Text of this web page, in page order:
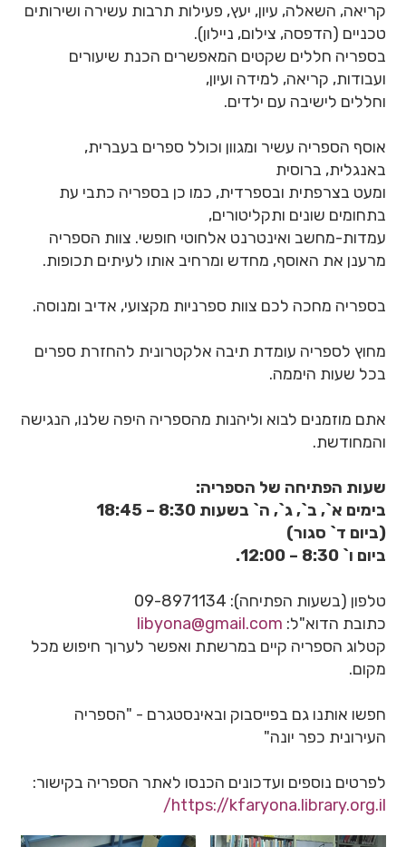
קריאה, השאלה, עיון, יעץ, פעילות תרבות עשירה ושירותים
טכניים (הדפסה, צילום, ניילון).
בספריה חללים שקטים המאפשרים הכנת שיעורים
ועבודות, קריאה, למידה ועיון,
וחללים לישיבה עם ילדים.
אוסף הספריה עשיר ומגוון וכולל ספרים בעברית,
באנגלית, ברוסית
ומעט בצרפתית ובספרדית, כמו כן בספריה כתבי עת
בתחומים שונים ותקליטורים,
עמדות-מחשב ואינטרנט אלחוטי חופשי. צוות הספריה
מרענן את האוסף, מחדש ומרחיב אותו לעיתים תכופות.
בספריה מחכה לכם צוות ספרניות מקצועי, אדיב ומנוסה.
מחוץ לספריה עומדת תיבה אלקטרונית להחזרת ספרים
בכל שעות היממה.
אתם מוזמנים לבוא וליהנות מהספריה היפה שלנו, הנגישה
והמחודשת.
שעות הפתיחה של הספריה:
בימים א`, ב`, ג`, ה` בשעות 8:30 – 18:45
(ביום ד` סגור)
ביום ו` 8:30 – 12:00.
טלפון (בשעות הפתיחה): 09-8971134
כתובת הדוא"ל: libyona@gmail.com
קטלוג הספריה קיים במרשתת ואפשר לערוך חיפוש מכל
מקום.
חפשו אותנו גם בפייסבוק ובאינסטגרם - "הספריה
העירונית כפר יונה"
לפרטים נוספים ועדכונים הכנסו לאתר הספריה בקישור:
https://kfaryona.library.org.il/